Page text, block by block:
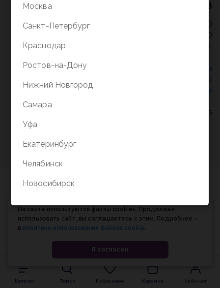
8 (800) 5000-338
Режим работы - 9:30-20:00
в выходные и праздники - 10:00-19:00
без перерыва и выходных.
Политика конфиденциальности
СОГЛАСИЕ на
Соглашение об
использовании cookie-файлов
© Планета книги, 1998-2026
Каталог Поиск Избранное Корзина Кабинет
На сайте используются файлы cookies. Продолжая
использовать сайт, вы соглашаетесь с этим. Подробнее –
в политике использования файлов cookie.
Я согласен
Москва
Санкт-Петербург
Краснодар
Ростов-на-Дону
Нижний Новгород
Самара
Уфа
Екатеринбург
Челябинск
Новосибирск